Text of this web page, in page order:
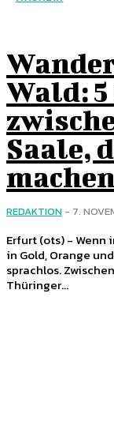
Wald:
Saale,
machen
REDAKTION - 7.
Erfurt (ots) - Wenn im Herbst die Hänge des Thüringer Waldes
in Gold, Orange
sprachlos.
Thüringer...